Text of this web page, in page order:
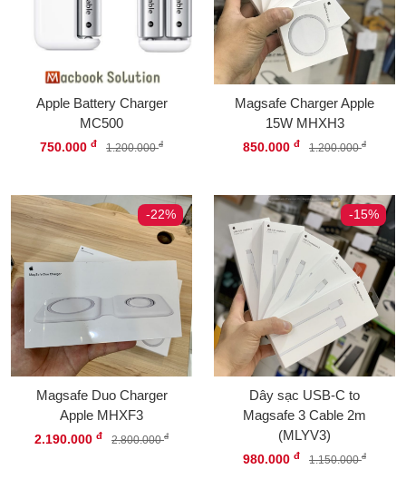
Apple Battery Charger
MC500
750.000 đ 1.200.000đ
Magsafe Charger Apple
15W MHXH3
850.000 đ 1.200.000đ
-22%
Magsafe Duo Charger
Apple MHXF3
2.190.000 đ 2.800.000đ
-15%
Dây sạc USB-C to
Magsafe 3 Cable 2m
(MLYV3)
980.000 đ 1.150.000đ